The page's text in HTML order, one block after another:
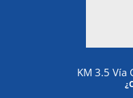
KM 3.5 Vía